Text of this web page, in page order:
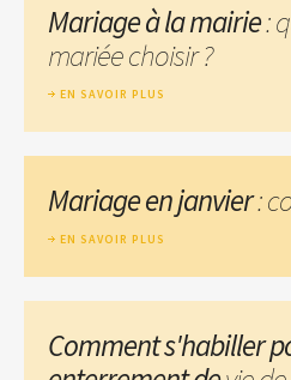
Mariage à la mairie:
mariée choisir ?
EN SAVOIR PLUS
Mariage en janvier:
EN SAVOIR PLUS
Comment s'habiller